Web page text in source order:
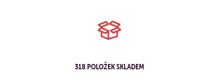
318 POLOŽEK SKLADEM